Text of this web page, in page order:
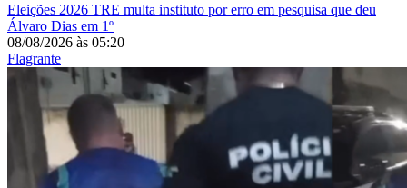
Eleições 2026 TRE multa instituto por erro em pesquisa que deu
Álvaro Dias em 1º
08/08/2026 às 05:20
Flagrante